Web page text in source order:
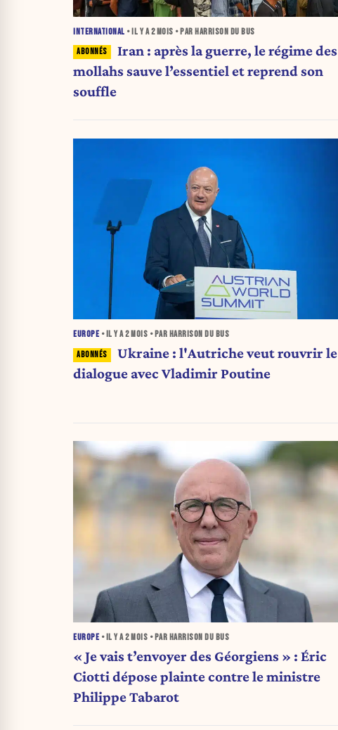
INTERNATIONAL • IL Y A2 MOIS • PAR HARRISON DU BUS
Iran : après la guerre, le régime des
mollahs sauve l’essentiel et reprend son
souffle
EUROPE • IL Y A2 MOIS • PAR HARRISON DU BUS
Ukraine : l'Autriche veut rouvrir le
dialogue avec Vladimir Poutine
EUROPE • IL Y A2 MOIS • PAR HARRISON DU BUS
« Je vais t’envoyer des Géorgiens » : Éric
Ciotti dépose plainte contre le ministre
Philippe Tabarot